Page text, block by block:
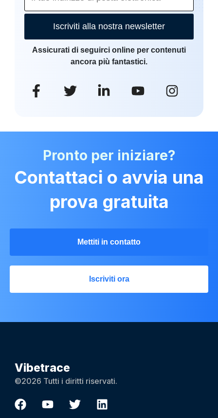
Iscriviti alla nostra newsletter
Assicurati di seguirci online per contenuti
ancora più fantastici.
Pronto per iniziare?
Contattaci o avvia una
prova gratuita
Mettiti in contatto
Iscriviti ora
Vibetrace
©2026 Tutti i diritti riservati.